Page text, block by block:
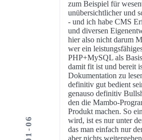
zum Beispiel für
unübersichtlicher und
- und ich habe CMS
und diversen
hier also nicht darum
wer ein
PHP+MySQL als
damit fit ist und bereit
Dokumentation zu
definitiv gut bedient
genauso definitiv
den die Mambo-
Produkt machen. So
wird, ist es nur unter
das man einfach nur